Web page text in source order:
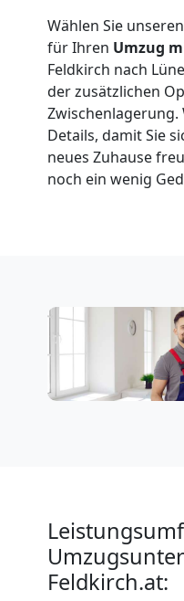
Wählen Sie
für Ihren Umzug
Feldkirch nach
der zusätzlichen
Details, damit Sie
neues Zuhause
noch ein wenig
Feldkirch.at: